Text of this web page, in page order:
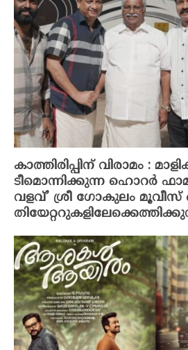
കാത്തിരിപ്പിന് വിരാമം :
ടീമൊന്നിക്കുന്ന ഹൊറർ
വളവ്’ ശ്രീ ഗോകുലം മൂവീസ്